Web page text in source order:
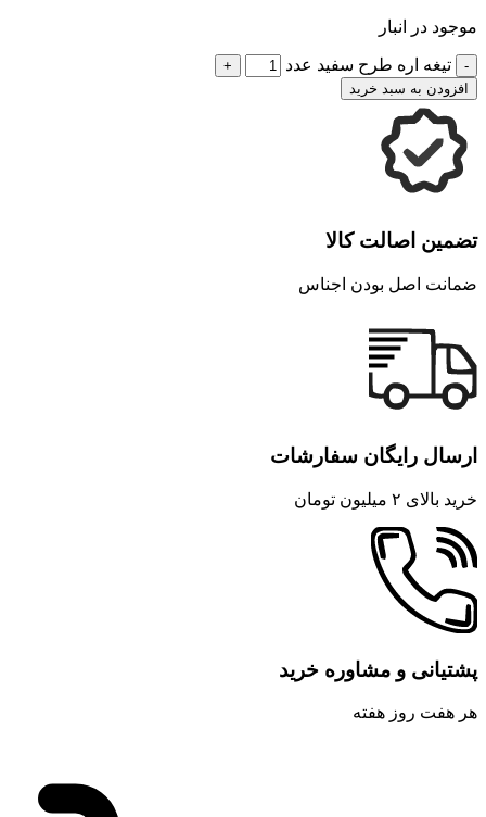
موجود در انبار
تیغه اره طرح سفید عدد
افزودن به سبد خرید
تضمین اصالت کالا
ضمانت اصل بودن اجناس
ارسال رایگان سفارشات
خرید بالای ۲ میلیون تومان
پشتیانی و مشاوره خرید
هر هفت روز هفته